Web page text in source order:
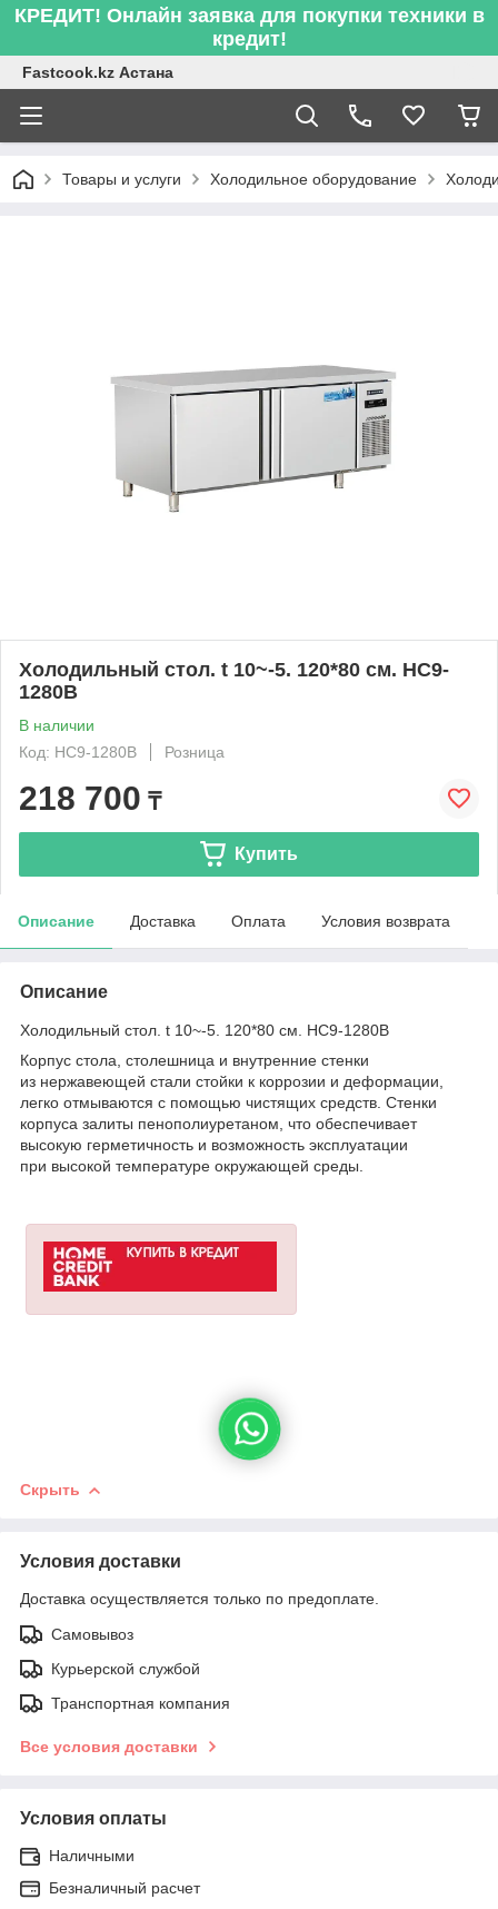
КРЕДИТ! Онлайн заявка для покупки техники в
кредит!
Fastcook.kz Астана
Товары и услуги Холодильное оборудование
Холодильный стол. t 10~-5. 120*80 см. HC9-
1280B
В наличии
Код: HC9-1280B
Розница
218 700 ₸
Купить
Описание Доставка Оплата Условия возврата
Описание
Холодильный стол. t 10~-5. 120*80 см. HC9-1280B
Корпус стола, столешница и внутренние стенки
из нержавеющей стали стойки к коррозии и деформации,
легко отмываются с помощью чистящих средств. Стенки
корпуса залиты пенополиуретаном, что обеспечивает
высокую герметичность и возможность эксплуатации
при высокой температуре окружающей среды.
Скрыть
Условия доставки
Доставка осуществляется только по предоплате.
Самовывоз
Курьерской службой
Транспортная компания
Все условия доставки
Условия оплаты
Наличными
Безналичный расчет